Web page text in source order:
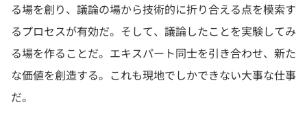
る場を創り、議論の場から技術的に折り合える点を模索す
るプロセスが有効だ。そして、議論したことを実験してみ
る場を作ることだ。エキスパート同士を引き合わせ、新た
な価値を創造する。これも現地でしかできない大事な仕事
だ。